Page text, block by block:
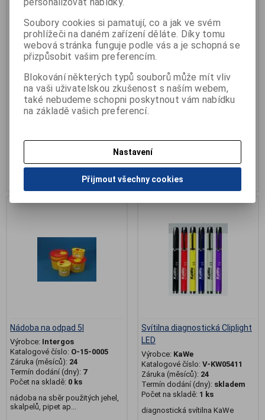
Ditis
Katalogové číslo:V-991852
Záruka (měsíců):24
Termín dodání (dny):skladem
čitelný z 5 metrů
Přidat do košíku
Optotyp papírový obrázky
Výrobce:
Ditis
Katalogové číslo: V-991854
Záruka (měsíců): 24
Termín dodání (dny):
čitelný z 5 metrů
35 Kč
Přidat do košíku
.
Nádoba na odpad 5l
Výrobce: Intergos
Katalogové číslo: O-15-0005
Záruka (měsíců): 24
Termín dodání (dny): 7
Počet na skladě: 0 ks
nádoba na sběr použitých jehel,
skalpelů, pipet ap...
Svítilna diagnostická Cliplight
LED
Výrobce: KaWe
Katalogové číslo: V-KW05411
Záruka (měsíců): 24
Termín dodání (dny): skladem
Počet na skladě: 1 ks
diagnostická svítilna KaWe
Soubory cookies si pamatují, co a jak ve svém
prohlížeči na daném zařízení děláte. Díky tomu
webová stránka funguje podle vás a je schopná se
přizpůsobit vašim preferencím.
Blokování některých typů souborů může mít vliv
na vaši uživatelskou zkušenost s naším webem,
také nebudeme schopni poskytnout vám nabídku
na základě vašich preferencí.
Nastavení
Přijmout všechny cookies